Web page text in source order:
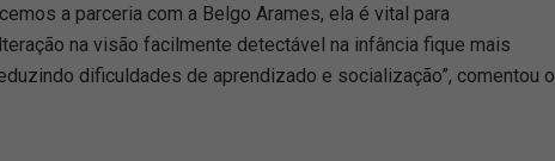
a parceria com a Belgo Arames, ela é vital para
na visão facilmente detectável na infância fique mais
dificuldades de aprendizado e socialização”, comentou o